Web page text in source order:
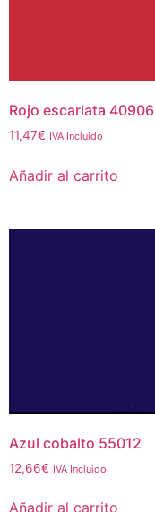
Rojo escarlata 40906
11,47€ IVA Incluido
Añadir al carrito
Azul cobalto 55012
12,66€ IVA Incluido
Añadir al carrito